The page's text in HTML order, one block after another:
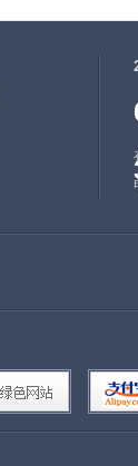
合
主
志
冷
名
久
为
缨
明